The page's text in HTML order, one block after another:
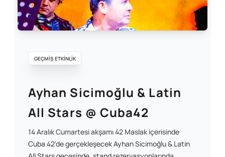
GEÇMİŞ ETKİNLİK
Ayhan Sicimoğlu & Latin
All Stars @ Cuba42
14 Aralık Cumartesi akşamı 42 Maslak içerisinde
Cuba 42'de gerçekleşecek Ayhan Sicimoğlu & Latin